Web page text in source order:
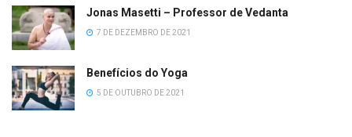
Jonas Masetti – Professor de Vedanta
7 DE DEZEMBRO DE 2021
Benefícios do Yoga
5 DE OUTUBRO DE 2021